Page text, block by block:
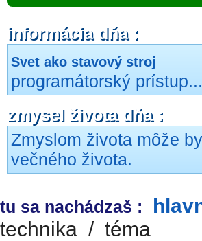
informácia dňa :
Svet ako stavový stroj
programátorský prístup...
zmysel života dňa :
Zmyslom života môže
večného života.
tu sa nachádzaš :
technika / téma